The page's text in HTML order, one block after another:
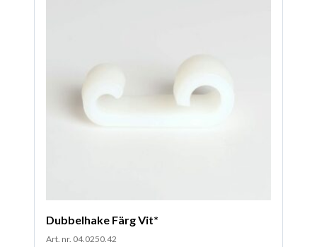
Dubbelhake Färg Vit*
Art. nr. 04.0250.42